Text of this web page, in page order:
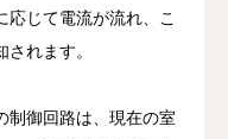
じて電流が流れ、こ
れます。
制御回路は、現在の室